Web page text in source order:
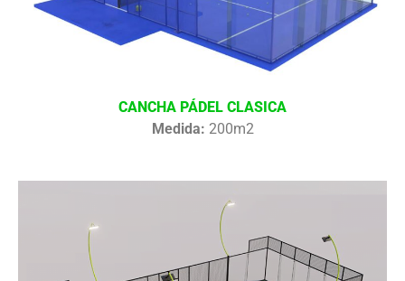
CANCHA PÁDEL CLASICA
Medida: 200m2